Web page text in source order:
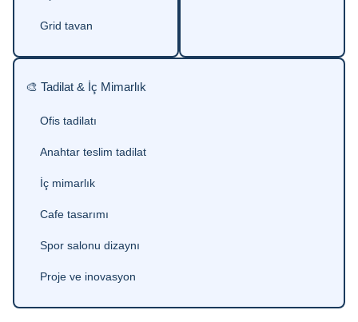
Grid tavan
🎨 Tadilat & İç Mimarlık
Ofis tadilatı
Anahtar teslim tadilat
İç mimarlık
Cafe tasarımı
Spor salonu dizaynı
Proje ve inovasyon